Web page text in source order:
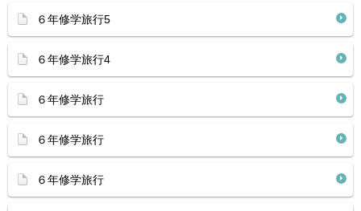
６年修学旅行5
６年修学旅行4
６年修学旅行
６年修学旅行
６年修学旅行